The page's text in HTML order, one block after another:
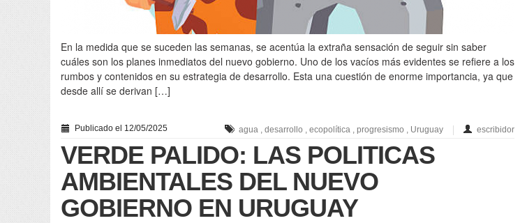
En la medida que se suceden las semanas, se acentúa la extraña sensación de seguir sin saber
cuáles son los planes inmediatos del nuevo gobierno. Uno de los vacíos más evidentes se refiere a los
rumbos y contenidos en su estrategia de desarrollo. Esta una cuestión de enorme importancia, ya que
desde allí se derivan […]
Publicado el 12/05/2025 escribidor
agua , desarrollo , ecopolítica , progresismo , Uruguay
VERDE PALIDO: LAS POLITICAS
AMBIENTALES DEL NUEVO
GOBIERNO EN URUGUAY